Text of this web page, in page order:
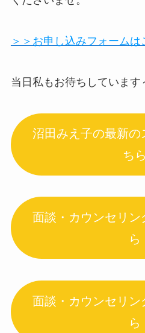
＞＞お申し込みフォームは
当日私もお待ちしています
沼田みえ子の最新の
ちら
面談・カウンセリン
ら
面談・カウンセリン
ら